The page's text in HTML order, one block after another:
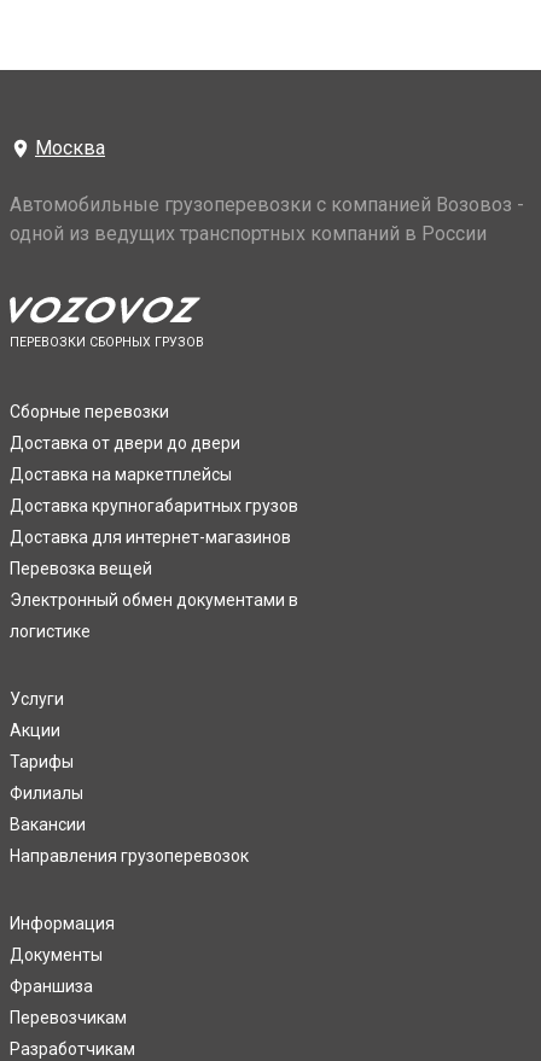
Москва
Автомобильные грузоперевозки с компанией Возовоз -
одной из ведущих транспортных компаний в России
ПЕРЕВОЗКИ СБОРНЫХ ГРУЗОВ
Сборные перевозки
Доставка от двери до двери
Доставка на маркетплейсы
Доставка крупногабаритных грузов
Доставка для интернет-магазинов
Перевозка вещей
Электронный обмен документами в
логистике
Услуги
Акции
Тарифы
Филиалы
Вакансии
Направления грузоперевозок
Информация
Документы
Франшиза
Перевозчикам
Разработчикам